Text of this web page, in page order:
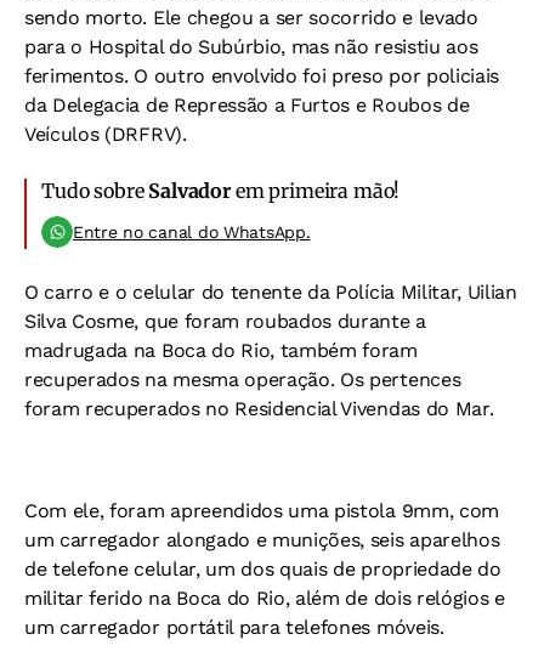
sendo morto. Ele chegou a ser socorrido e levado
para o Hospital do Subúrbio, mas não resistiu aos
ferimentos. O outro envolvido foi preso por policiais
da Delegacia de Repressão a Furtos e Roubos de
Veículos (DRFRV).
Tudo sobre Salvadorem primeira mão!
Entre no canal do WhatsApp.
O carro e o celular do tenente da Polícia Militar, Uilian
Silva Cosme, que foram roubados durante a
madrugada na Boca do Rio, também foram
recuperados na mesma operação. Os pertences
foram recuperados no Residencial Vivendas do Mar.
Com ele, foram apreendidos uma pistola 9mm, com
um carregador alongado e munições, seis aparelhos
de telefone celular, um dos quais de propriedade do
militar ferido na Boca do Rio, além de dois relógios e
um carregador portátil para telefones móveis.